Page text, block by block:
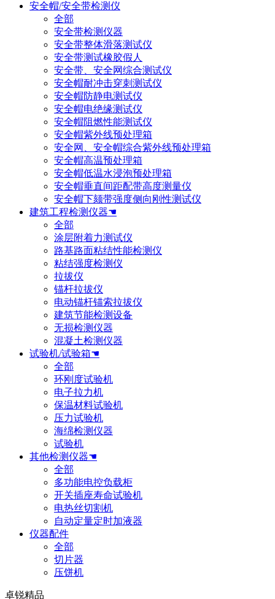
安全帽/安全带检测仪
全部
安全带检测仪器
安全带整体滑落测试仪
安全带测试橡胶假人
安全带、安全网综合测试仪
安全帽耐冲击穿刺测试仪
安全帽防静电测试仪
安全帽电绝缘测试仪
安全帽阻燃性能测试仪
安全帽紫外线预处理箱
安全网、安全帽综合紫外线预处理箱
安全帽高温预处理箱
安全帽低温水浸泡预处理箱
安全帽垂直间距配带高度测量仪
安全帽下颏带强度侧向刚性测试仪
建筑工程检测仪器☚
全部
涂层附着力测试仪
路基路面粘结性能检测仪
粘结强度检测仪
拉拔仪
锚杆拉拔仪
电动锚杆锚索拉拔仪
建筑节能检测设备
无损检测仪器
混凝土检测仪器
试验机/试验箱☚
全部
环刚度试验机
电子拉力机
保温材料试验机
压力试验机
海绵检测仪器
试验机
其他检测仪器☚
全部
多功能电控负载柜
开关插座寿命试验机
电热丝切割机
自动定量定时加液器
仪器配件
全部
切片器
压饼机
卓锐精品